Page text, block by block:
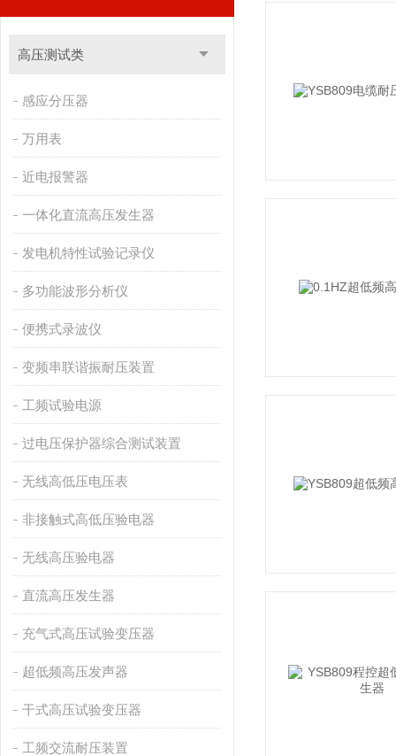
高压测试类
感应分压器
万用表
近电报警器
一体化直流高压发生器
发电机特性试验记录仪
多功能波形分析仪
便携式录波仪
变频串联谐振耐压装置
工频试验电源
过电压保护器综合测试装置
无线高低压电压表
非接触式高低压验电器
无线高压验电器
直流高压发生器
充气式高压试验变压器
超低频高压发声器
干式高压试验变压器
工频交流耐压装置